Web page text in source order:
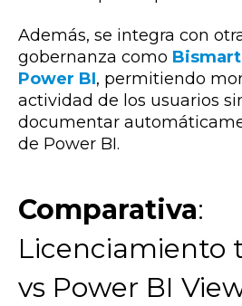
Además, se integra con
gobernanza como
Power BI, permitiendo
actividad de los usuarios
documentar
de Power BI.
Comparativa:
Licenciamiento
vs Power BI